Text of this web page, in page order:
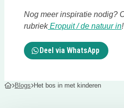
Nog meer inspiratie nodig?
rubriekEropuit / de natuur in!
Deel via WhatsApp
Blogs Het bos in met kinderen